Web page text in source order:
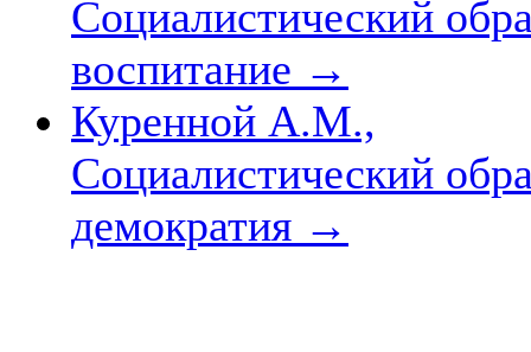
Социалистический
воспитание →
Куренной А.М.,
Социалистический
демократия →